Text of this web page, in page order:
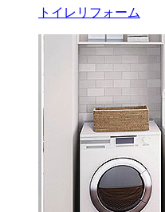
トイレ リフォーム